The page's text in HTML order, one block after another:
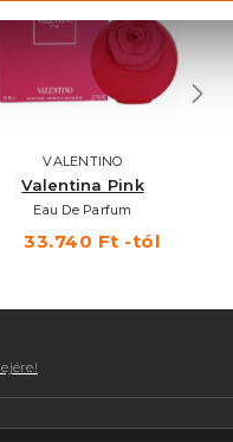
VALENTINO
Valentina Pink
Eau De Parfum
33.740 Ft -tól